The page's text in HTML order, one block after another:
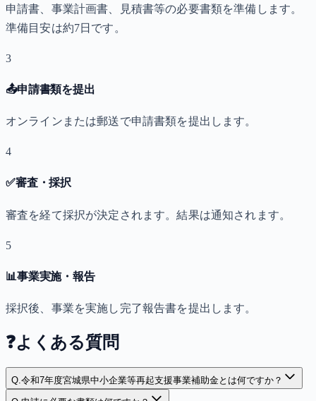
申請書、事業計画書、見積書等の必要書類を準備します。
準備目安は約7日です。
3
📤申請書類を提出
オンラインまたは郵送で申請書類を提出します。
4
✅審査・採択
審査を経て採択が決定されます。結果は通知されます。
5
📊事業実施・報告
採択後、事業を実施し完了報告書を提出します。
❓よくある質問
Q.令和7年度宮城県中小企業等再起支援事業補助金とは何ですか？